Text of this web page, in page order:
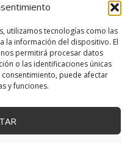
utilizamos tecnologías como las
la información del dispositivo. El
permitirá procesar datos
o las identificaciones únicas
puede afectar
y funciones.
complicado realizar esos